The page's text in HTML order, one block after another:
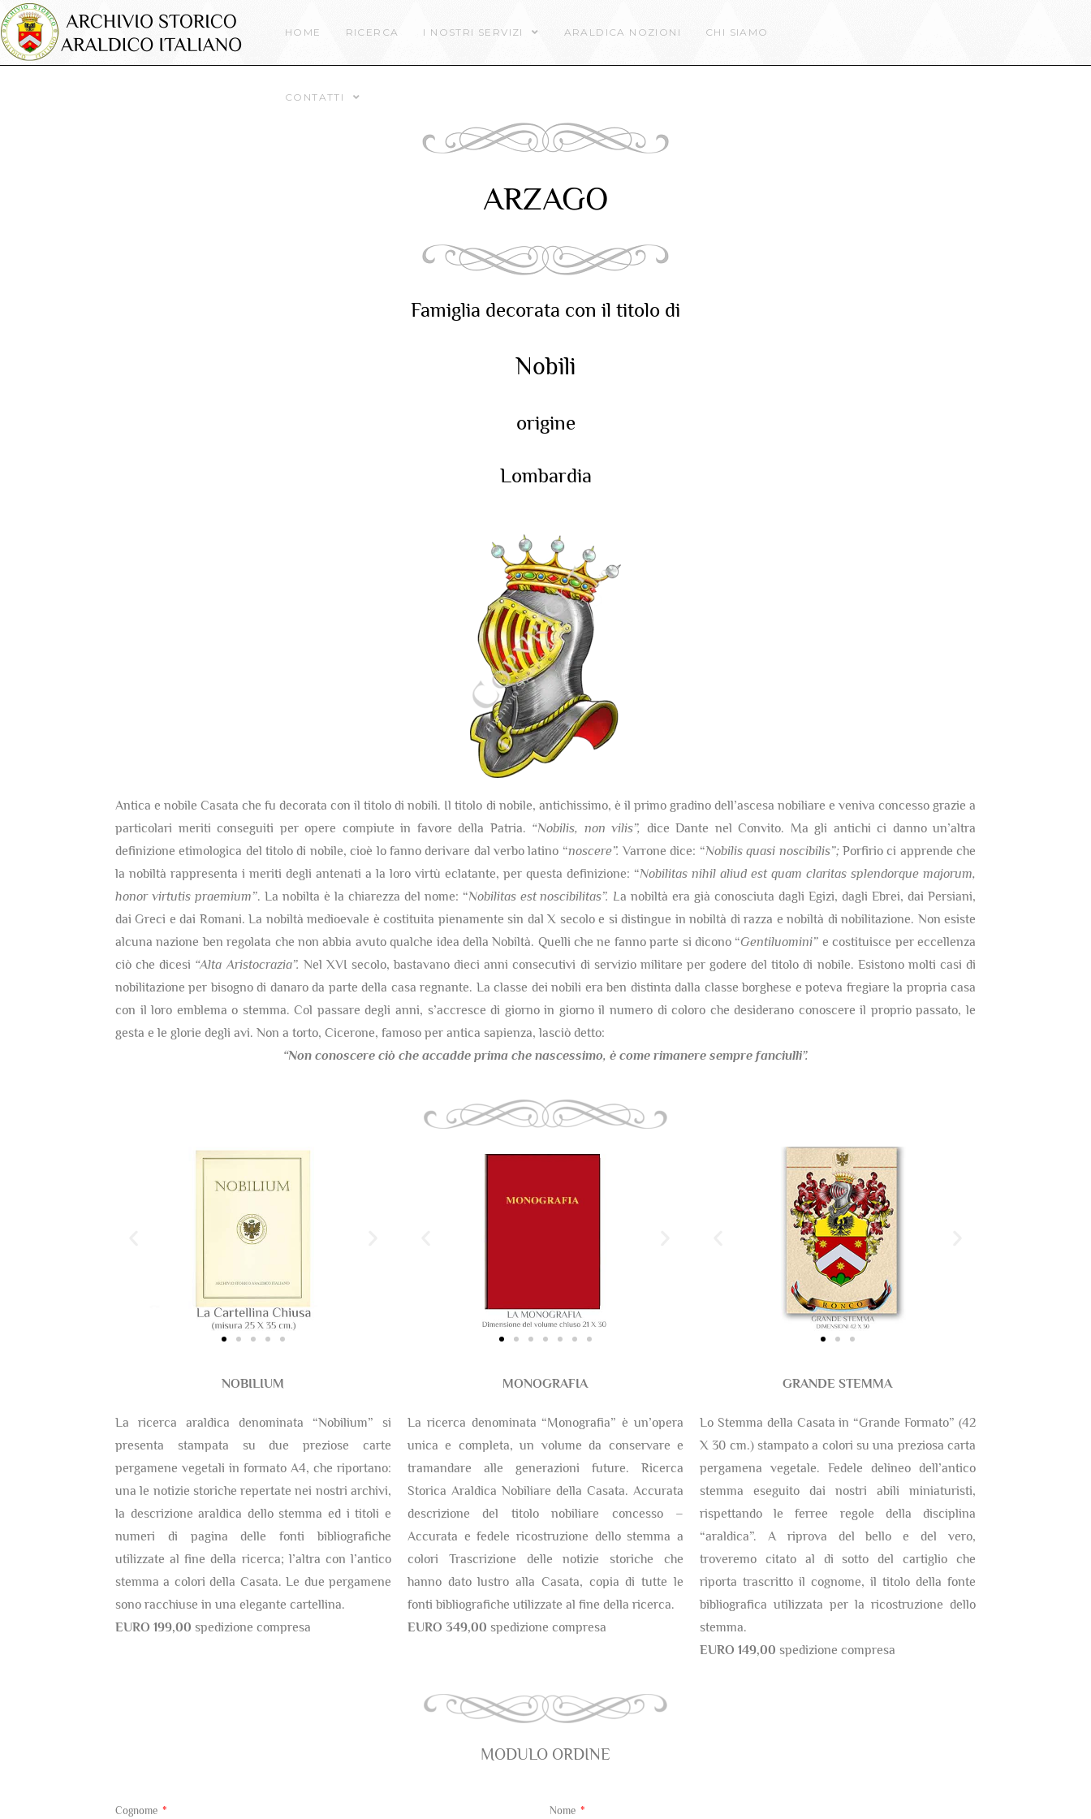
HOME RICERCA I NOSTRI SERVIZI ARALDICA NOZIONI CHI SIAMO
CONTATTI
ARZAGO
Famiglia decorata con il titolo di
Nobili
origine
Lombardia
Antica e nobile Casata che fu decorata con il titolo di nobili. Il titolo di nobile, antichissimo, è il primo gradino dell’ascesa nobiliare e veniva concesso grazie a
particolari meriti conseguiti per opere compiute in favore della Patria. “Nobilis, non vilis”, dice Dante nel Convito. Ma gli antichi ci danno un’altra
definizione etimologica del titolo di nobile, cioè lo fanno derivare dal verbo latino “noscere”.Varrone dice: “Nobilis quasi noscibilis”; Porfirio ci apprende che
la nobiltà rappresenta i meriti degli antenati a la loro virtù eclatante, per questa definizione: “Nobilitas nihil aliud est quam claritas splendorque majorum,
honor virtutis praemium”. La nobilta è la chiarezza del nome: “Nobilitas est noscibilitas”. La nobiltà era già conosciuta dagli Egizi, dagli Ebrei, dai Persiani,
dai Greci e dai Romani. La nobiltà medioevale è costituita pienamente sin dal X secolo e si distingue in nobiltà di razza e nobiltà di nobilitazione. Non esiste
alcuna nazione ben regolata che non abbia avuto qualche idea della Nobiltà. Quelli che ne fanno parte si dicono “Gentiluomini” e costituisce per eccellenza
ciò che dicesi “Alta Aristocrazia”. Nel XVI secolo, bastavano dieci anni consecutivi di servizio militare per godere del titolo di nobile. Esistono molti casi di
nobilitazione per bisogno di danaro da parte della casa regnante. La classe dei nobili era ben distinta dalla classe borghese e poteva fregiare la propria casa
con il loro emblema o stemma. Col passare degli anni, s’accresce di giorno in giorno il numero di coloro che desiderano conoscere il proprio passato, le
gesta e le glorie degli avi. Non a torto, Cicerone, famoso per antica sapienza, lasciò detto:
“Non conoscere ciò che accadde prima che nascessimo, è come rimanere sempre fanciulli”.
NOBILIUM
La ricerca araldica denominata “Nobilium” si
presenta stampata su due preziose carte
pergamene vegetali in formato A4, che riportano:
una le notizie storiche repertate nei nostri archivi,
la descrizione araldica dello stemma ed i titoli e
numeri di pagina delle fonti bibliografiche
utilizzate al fine della ricerca; l’altra con l’antico
stemma a colori della Casata. Le due pergamene
sono racchiuse in una elegante cartellina.
EURO 199,00 spedizione compresa
MONOGRAFIA
La ricerca denominata “Monografia” è un’opera
unica e completa, un volume da conservare e
tramandare alle generazioni future. Ricerca
Storica Araldica Nobiliare della Casata. Accurata
descrizione del titolo nobiliare concesso –
Accurata e fedele ricostruzione dello stemma a
colori Trascrizione delle notizie storiche che
hanno dato lustro alla Casata, copia di tutte le
fonti bibliografiche utilizzate al fine della ricerca.
EURO 349,00 spedizione compresa
GRANDE STEMMA
Lo Stemma della Casata in “Grande Formato” (42
X 30 cm.) stampato a colori su una preziosa carta
pergamena vegetale. Fedele delineo dell’antico
stemma eseguito dai nostri abili miniaturisti,
rispettando le ferree regole della disciplina
“araldica”. A riprova del bello e del vero,
troveremo citato al di sotto del cartiglio che
riporta trascritto il cognome, il titolo della fonte
bibliografica utilizzata per la ricostruzione dello
stemma.
EURO 149,00 spedizione compresa
MODULO ORDINE
Cognome Nome